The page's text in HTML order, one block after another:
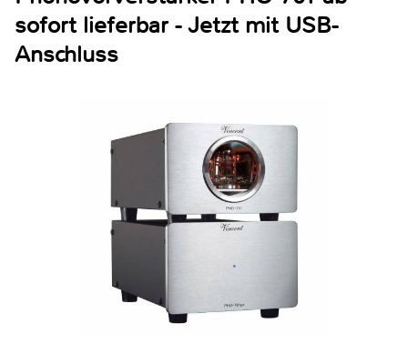
sofort lieferbar - Jetzt mit USB-
Anschluss